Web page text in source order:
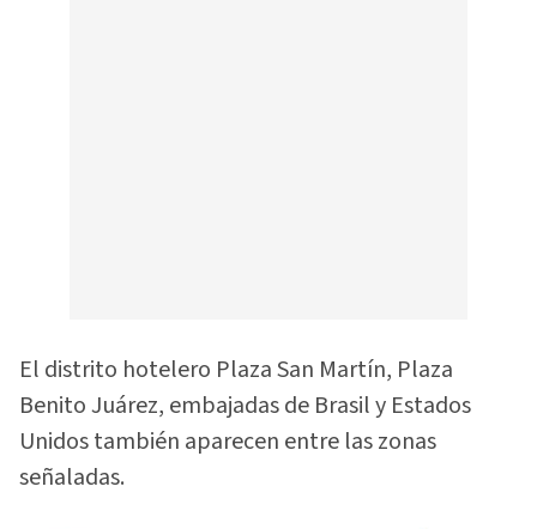
El distrito hotelero Plaza San Martín, Plaza
Benito Juárez, embajadas de Brasil y Estados
Unidos también aparecen entre las zonas
señaladas.